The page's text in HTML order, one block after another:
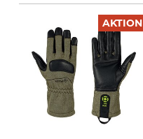
AKTION